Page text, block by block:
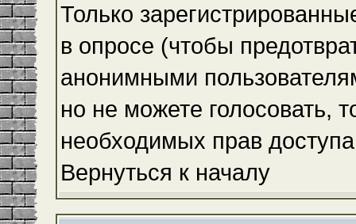
Только
в опросе (чтобы
анонимными
но не можете голосовать,
необходимых прав
Вернуться к началу